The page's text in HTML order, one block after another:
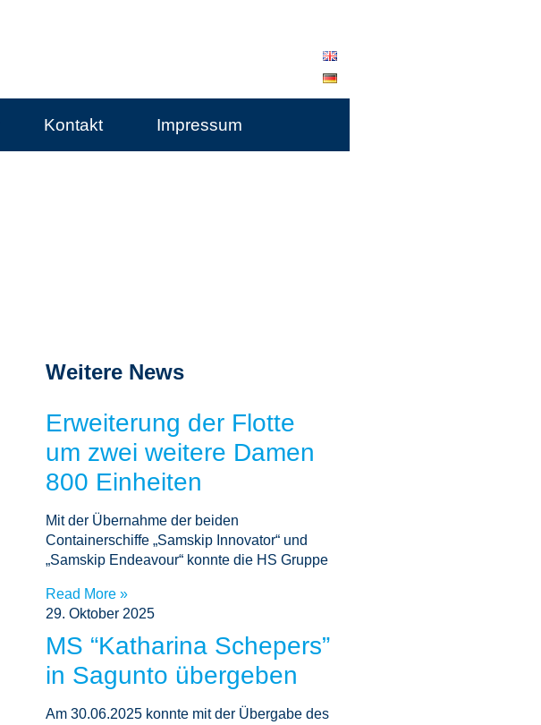
Kontakt Impressum
Weitere News
Erweiterung der Flotte
um zwei weitere Damen
800 Einheiten
Mit der Übernahme der beiden
Containerschiffe „Samskip Innovator“ und
„Samskip Endeavour“ konnte die HS Gruppe
Read More »
29. Oktober 2025
MS “Katharina Schepers”
in Sagunto übergeben
Am 30.06.2025 konnte mit der Übergabe des